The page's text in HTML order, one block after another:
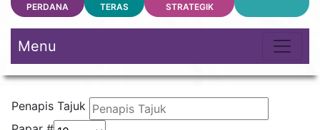
PERDANA
TERAS
STRATEGIK
Menu
Penapis Tajuk